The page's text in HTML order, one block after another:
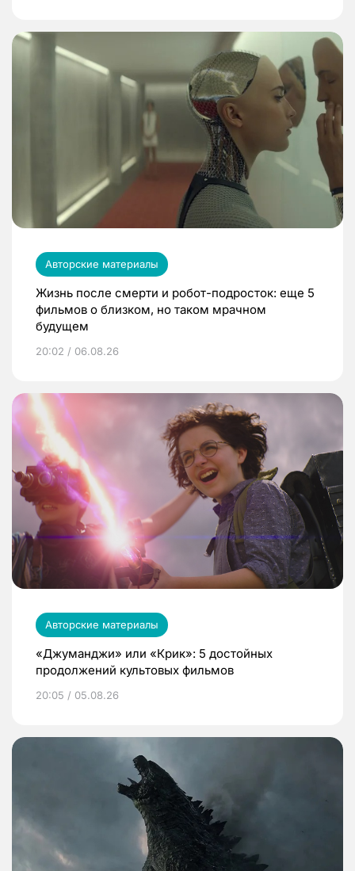
Авторские материалы
Жизнь после смерти и робот-подросток: еще 5
фильмов о близком, но таком мрачном
будущем
20:02 / 06.08.26
Авторские материалы
«Джуманджи» или «Крик»: 5 достойных
продолжений культовых фильмов
20:05 / 05.08.26